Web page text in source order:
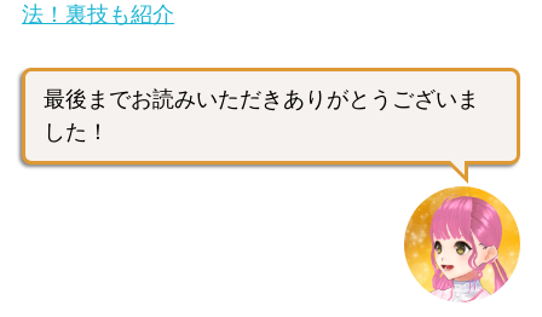
法！裏技も紹介
最後までお読みいただきありがとうございま
した！